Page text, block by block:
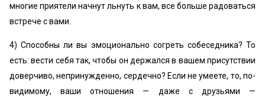
многие приятели начнут льнуть к вам, все больше радоваться
встрече с вами.
4) Способны ли вы эмоционально согреть собеседника? То
есть: вести себя так, чтобы он держался в вашем присутствии
доверчиво, непринужденно, сердечно? Если не умеете, то, по-
видимому, ваши отношения — даже с друзьями —